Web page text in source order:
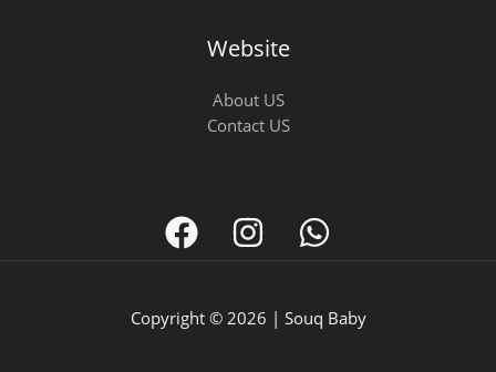
Website
About US
Contact US
Copyright © 2026 | Souq Baby